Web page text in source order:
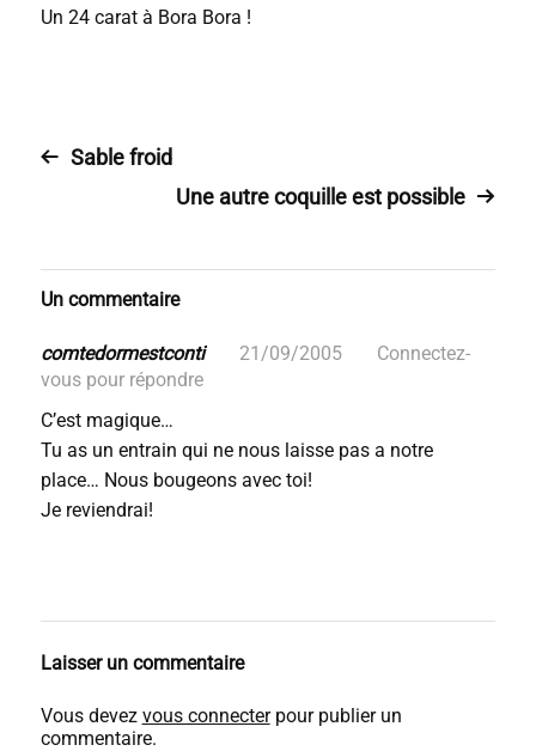
Un 24 carat à Bora Bora !
Sable froid
Une autre coquille est possible
Un commentaire
comtedormestconti 21/09/2005
Connectez-
vous pour répondre
C’est magique…
Tu as un entrain qui ne nous laisse pas a notre
place… Nous bougeons avec toi!
Je reviendrai!
Laisser un commentaire
Vous devez vous connecterpour publier un
commentaire.